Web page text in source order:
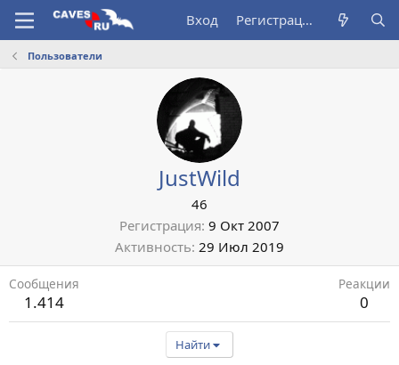
Вход Регистрация
Пользователи
JustWild
46
Регистрация 9 Окт 2007
Активность 29 Июл 2019
Сообщения
1.414
Реакции
0
Найти